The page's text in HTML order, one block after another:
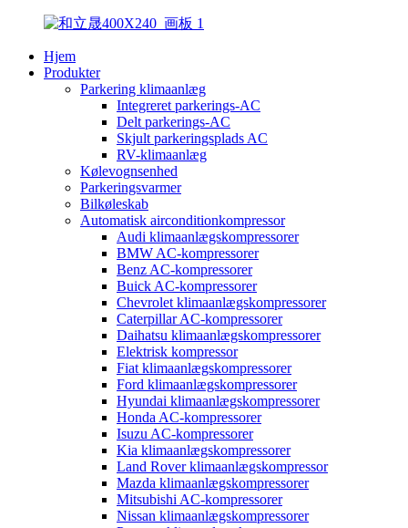
Hjem
Produkter
Parkering klimaanlæg
Integreret parkerings-AC
Delt parkerings-AC
Skjult parkeringsplads AC
RV-klimaanlæg
Kølevognsenhed
Parkeringsvarmer
Bilkøleskab
Automatisk airconditionkompressor
Audi klimaanlægskompressorer
BMW AC-kompressorer
Benz AC-kompressorer
Buick AC-kompressorer
Chevrolet klimaanlægskompressorer
Caterpillar AC-kompressorer
Daihatsu klimaanlægskompressorer
Elektrisk kompressor
Fiat klimaanlægskompressorer
Ford klimaanlægskompressorer
Hyundai klimaanlægskompressorer
Honda AC-kompressorer
Isuzu AC-kompressorer
Kia klimaanlægskompressorer
Land Rover klimaanlægskompressor
Mazda klimaanlægskompressorer
Mitsubishi AC-kompressorer
Nissan klimaanlægskompressorer